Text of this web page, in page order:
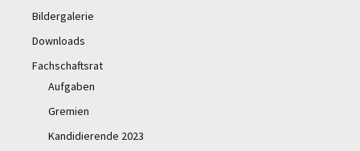
Bildergalerie
Downloads
Fachschaftsrat
Aufgaben
Gremien
Kandidierende 2023